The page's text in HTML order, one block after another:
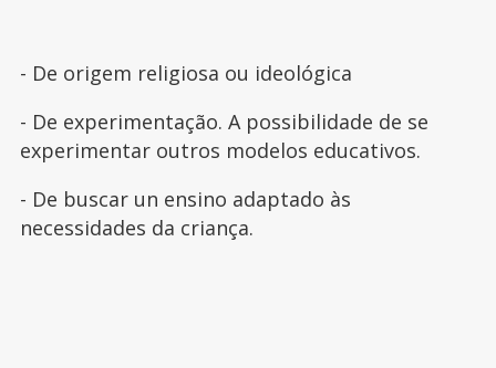
- De origem religiosa ou ideológica
- De experimentação. A possibilidade de se
experimentar outros modelos educativos.
- De buscar un ensino adaptado às
necessidades da criança.